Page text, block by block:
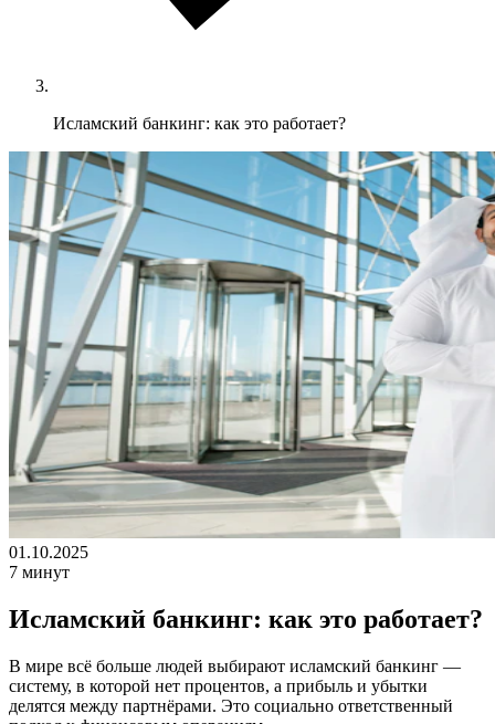
Исламский банкинг: как это работает?
01.10.2025
7 минут
Исламский банкинг: как это работает?
В мире всё больше людей выбирают исламский банкинг —
систему, в которой нет процентов, а прибыль и убытки
делятся между партнёрами. Это социально ответственный